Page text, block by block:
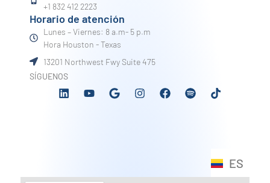
+1 832 412 2223
Horario de atención
Lunes – Viernes: 8 a.m- 5 p.m
Hora Houston - Texas
13201 Northwest Fwy Suite 475
SÍGUENOS
ES
EN